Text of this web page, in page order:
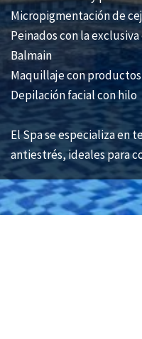
Micropigmentación de
Peinados con la
Balmain
Maquillaje con
Depilación facial con hilo
El Spa se especializa en
antiestrés, ideales para